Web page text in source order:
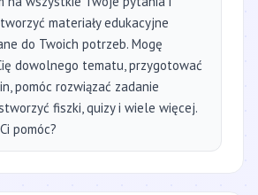
materiały edukacyjne
do Twoich potrzeb. Mogę
dowolnego tematu, przygotować
pomóc rozwiązać zadanie
fiszki, quizy i wiele więcej.
pomóc?